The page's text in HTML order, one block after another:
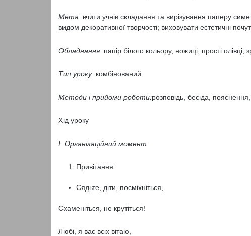
Мета:вчити учнів складання та вирізування паперу
видом декоративної творчості; виховувати естетичні
Обладнання: папір білого кольору, ножиці, прості олівці,
Тип уроку:комбінований.
Методи і прийоми роботи:розповідь, бесіда,
Хід уроку
І. Організаційний момент.
Привітання:
Сядьте, діти, посміхніться,
Схаменіться, не крутіться!
Любі, я вас всіх вітаю,